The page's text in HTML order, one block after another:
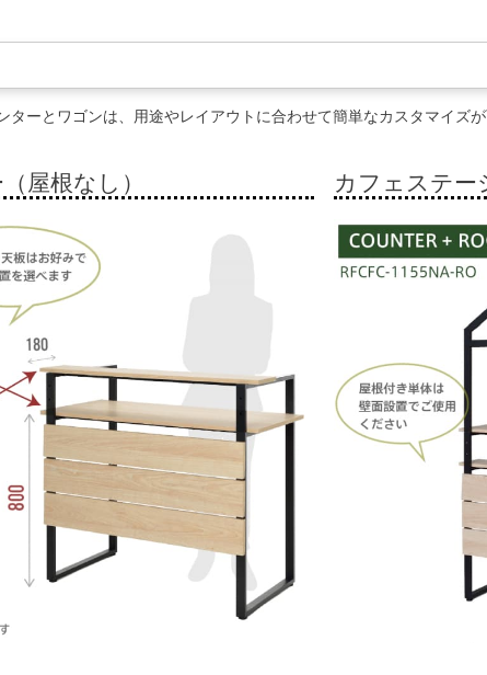
ーとワゴンは、用途やレイアウトに合わせて簡単なカスタマイズが
屋根なし） カフェステー